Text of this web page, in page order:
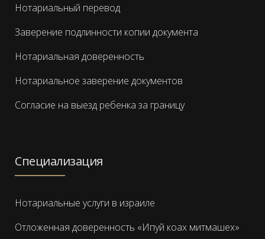
Нотариальный перевод
Заверение подлинности копии документа
Нотариальная доверенность
Нотариальное заверение документов
Согласие на выезд ребенка за границу
Специализация
Нотариальные услуги в израиле
Отложенная доверенность «Ипуй коах митмашех»